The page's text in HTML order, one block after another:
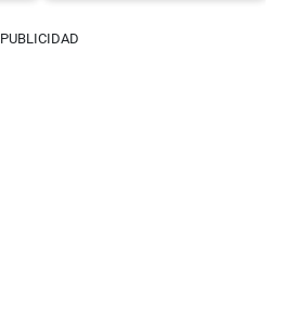
PUBLICIDAD